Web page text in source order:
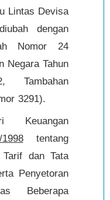
Lintas Devisa
dengan
Nomor 24
Negara Tahun
Tambahan
3291).
Keuangan
tentang
Tarif dan Tata
Penyetoran
Beberapa